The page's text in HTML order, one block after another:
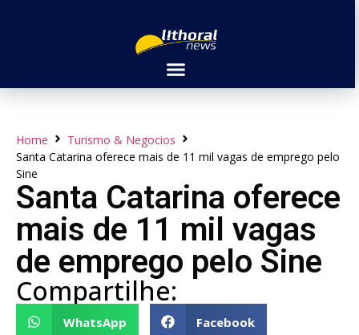
Home
Turismo & Negocios
Santa Catarina oferece mais de 11 mil vagas de emprego pelo
Sine
Santa Catarina oferece
mais de 11 mil vagas
de emprego pelo Sine
Compartilhe:
WhatsApp Facebook